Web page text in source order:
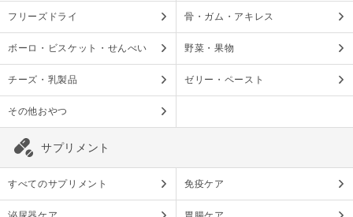
フリーズドライ 骨・ガム・アキレス
ボーロ・ビスケット・せんべい 野菜・果物
チーズ・乳製品 ゼリー・ペースト
その他おやつ
サプリメント
すべてのサプリメント 免疫ケア